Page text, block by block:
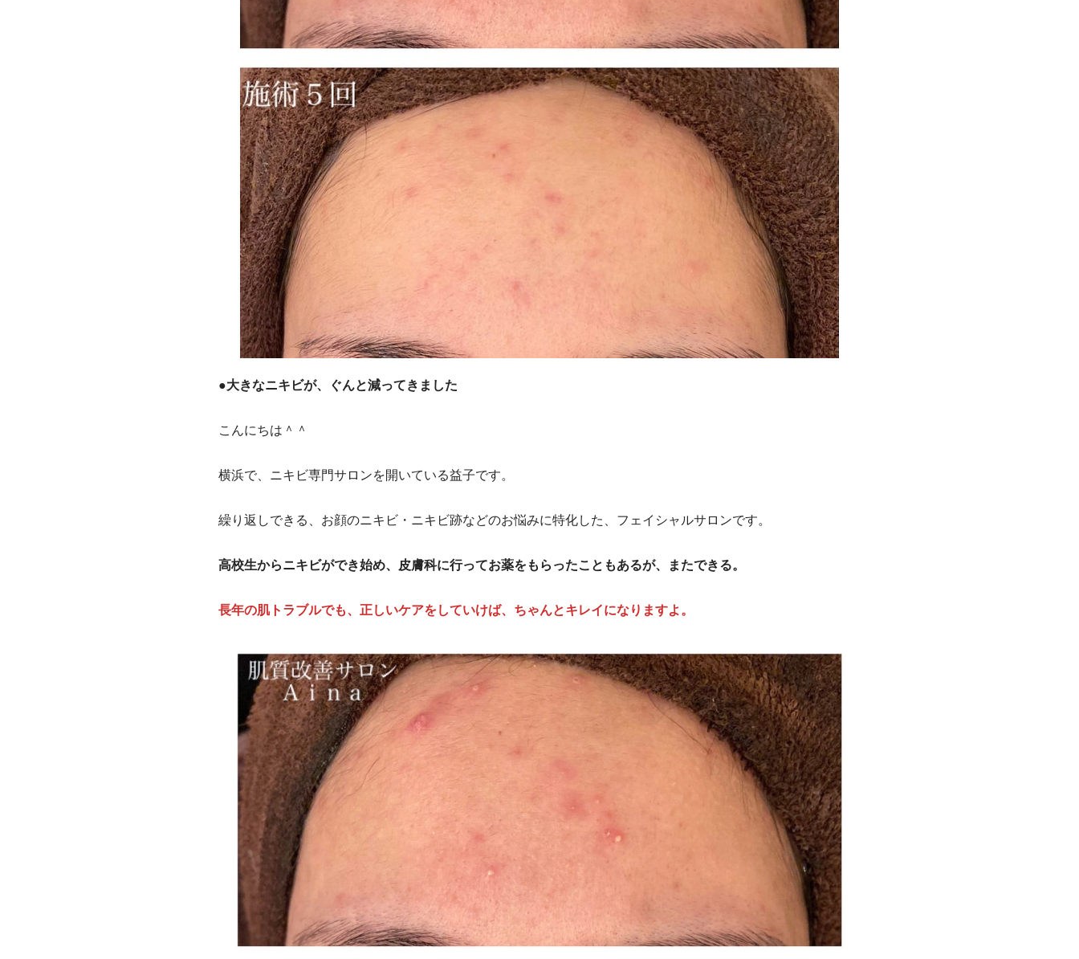
●大きなニキビが、ぐんと減ってきました
こんにちは＾＾
横浜で、ニキビ専門サロンを開いている益子です。
繰り返しできる、お顔のニキビ・ニキビ跡などのお悩みに特化した、フェイシャルサロンです。
高校生からニキビができ始め、皮膚科に行ってお薬をもらったこともあるが、またできる。
長年の肌トラブルでも、正しいケアをしていけば、ちゃんとキレイになりますよ。